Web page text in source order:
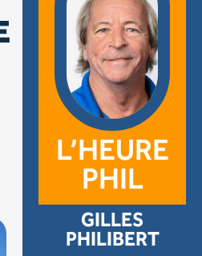
L’HEURE
PHIL
GILLES
PHILIBERT